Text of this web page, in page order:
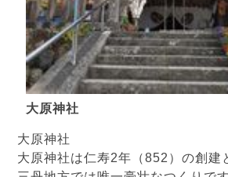
大原神社
大原神社
大原神社は仁寿2年（852）の創建